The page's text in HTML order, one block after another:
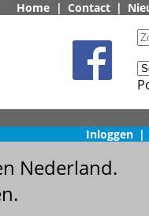
Home | Contact |
Inloggen |
Nederland.